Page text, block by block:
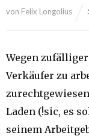
von Felix Longolius
Wegen
Verkäufer zu
Laden (!sic, es
seinem